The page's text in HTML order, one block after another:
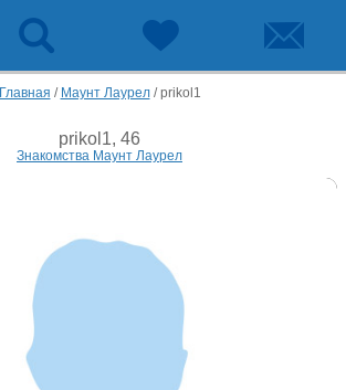
Главная / Маунт Лаурел/prikol1
prikol1, 46
Знакомства Маунт Лаурел